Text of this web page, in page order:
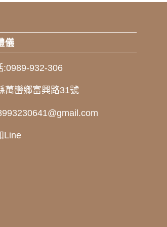
儀
:0989-932-306
萬巒鄉富興路31號
Line